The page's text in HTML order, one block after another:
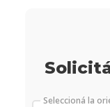
Seleccioná la